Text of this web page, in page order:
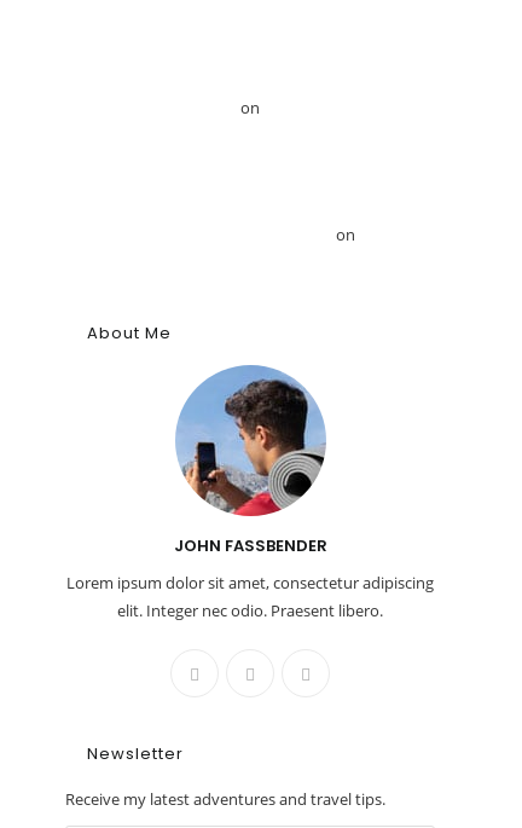
on
on
About Me
JOHN FASSBENDER
Lorem ipsum dolor sit amet, consectetur adipiscing
elit. Integer nec odio. Praesent libero.
Newsletter
Receive my latest adventures and travel tips.